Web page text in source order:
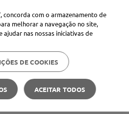
concorda com o armazenamento de
melhorar a navegação no site,
ajudar nas nossas iniciativas de
DE COOKIES
ACEITAR TODOS